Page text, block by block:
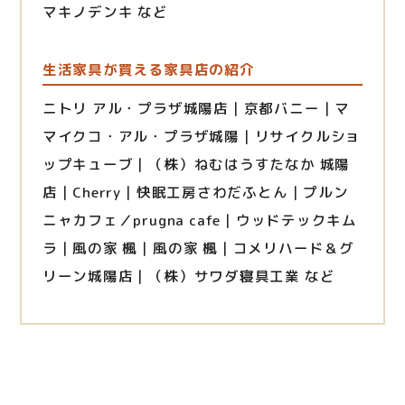
マキノデンキ など
生活家具が買える家具店の紹介
ニトリ アル・プラザ城陽店｜京都バニー｜マ
マイクコ・アル・プラザ城陽｜リサイクルショ
ップキューブ｜（株）ねむはうすたなか 城陽
店｜Cherry｜快眠工房さわだふとん｜プルン
ニャカフェ／prugna cafe｜ウッドテックキム
ラ｜風の家 楓｜風の家 楓｜コメリハード＆グ
リーン城陽店｜（株）サワダ寝具工業 など